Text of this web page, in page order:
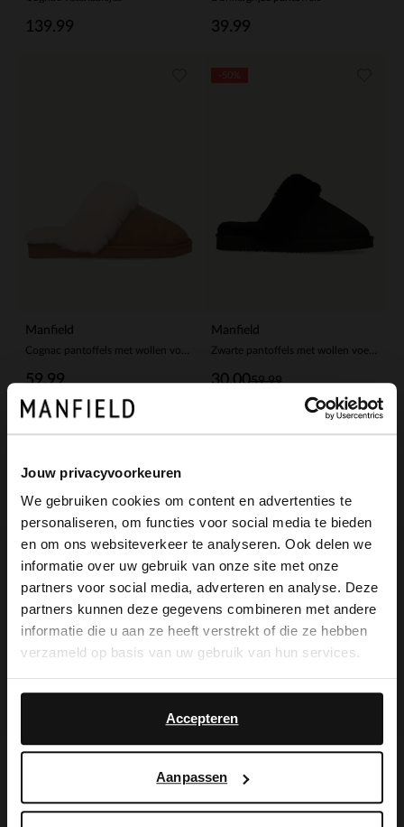
Jouw privacyvoorkeuren
We gebruiken cookies om content en advertenties te
personaliseren, om functies voor social media te bieden
en om ons websiteverkeer te analyseren. Ook delen we
informatie over uw gebruik van onze site met onze
partners voor social media, adverteren en analyse. Deze
partners kunnen deze gegevens combineren met andere
informatie die u aan ze heeft verstrekt of die ze hebben
verzameld op basis van uw gebruik van hun services.
Accepteren
Aanpassen
139.99 39.99
Manfield
59.99
Manfield
Zwarte pantoffels met wollen voering
59.99
30.00
Manfield
Manfield
Schoenpoets donkerbruin 75ml
7.99
×
View this website in English?
It looks like your language isn't Dutch. Would
you like to switch to English?
English